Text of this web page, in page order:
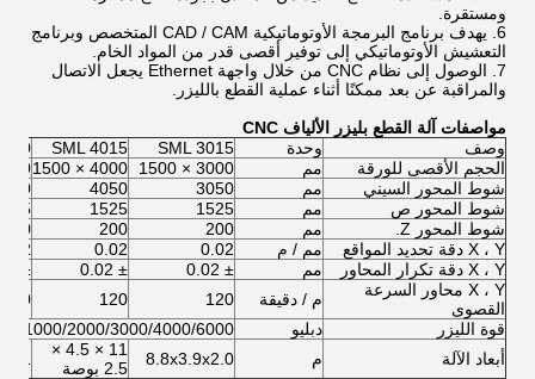
ومستقرة.
6. يهدف برنامج البرمجة الأوتوماتيكية CAD / CAM المتخصص وبرنامج
التعشيش الأوتوماتيكي إلى توفير أقصى قدر من المواد الخام.
7. الوصول إلى نظام CNC من خلال واجهة Ethernet يجعل الاتصال
والمراقبة عن بعد ممكنًا أثناء عملية القطع بالليزر.
مواصفات آلة القطع بليزر الألياف CNC
وصف
وحدة SML 3015
SML 4015
الحجم الأقصى للورقة
مم 3000 × 1500
4000 × 1500
× 2000
شوط المحور السيني
مم 3050
4050
شوط المحور ص
مم 1525
1525
شوط المحور Z.
مم 200
200
200
X ، Y دقة تحديد المواقع
مم / م 0.02
0.02
X ، Y دقة تكرار المحاور
مم ± 0.02
± 0.02
± 0.02
X ، Y محاور السرعة
القصوى
م / دقيقة 120
120
120
قوة الليزر
دبليو
1000/2000/3000/4000/6000
أبعاد الآلة
م 8.8x3.9x2.0
11 × 4.5 ×
2.5 بوصة